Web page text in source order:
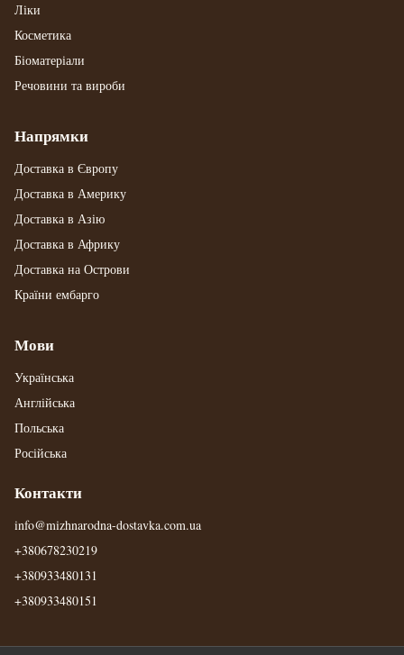
Ліки
Косметика
Біоматеріали
Речовини та вироби
Напрямки
Доставка в Європу
Доставка в Америку
Доставка в Азію
Доставка в Африку
Доставка на Острови
Країни ембарго
Мови
Українська
Англійська
Польська
Російська
Контакти
info@mizhnarodna-dostavka.com.ua
+380678230219
+380933480131
+380933480151